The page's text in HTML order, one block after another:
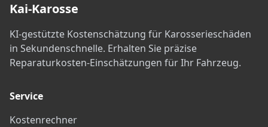
Kai-Karosse
KI-gestützte Kostenschätzung für Karosserieschäden
in Sekundenschnelle. Erhalten Sie präzise
Reparaturkosten-Einschätzungen für Ihr Fahrzeug.
Service
Kostenrechner